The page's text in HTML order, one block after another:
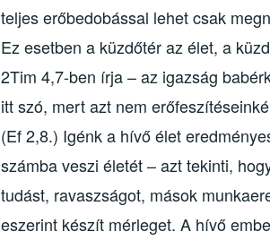
teljes erőbedobással lehet csak
Ez esetben a küzdőtér az élet, a
2Tim 4,7-ben írja – az igazság
itt szó, mert azt nem
(Ef 2,8.) Igénk a hívő élet
számba veszi életét – azt tekinti,
tudást, ravaszságot, mások
eszerint készít mérleget. A hívő